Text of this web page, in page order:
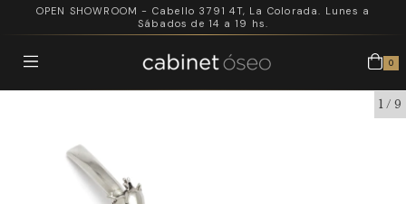
OPEN SHOWROOM - Cabello 3791 4T, La Colorada. Lunes a
Sábados de 14 a 19 hs.
0
1 / 9